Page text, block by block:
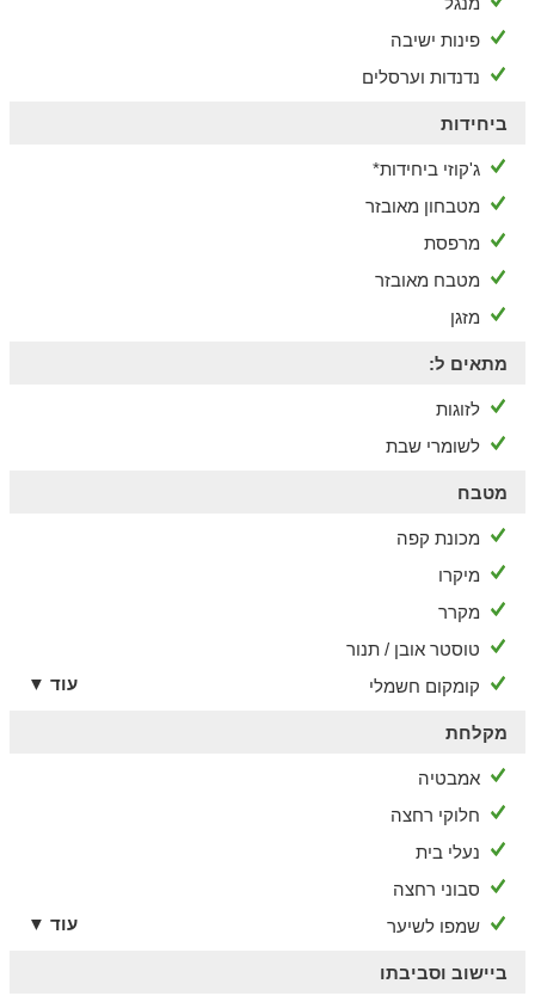
חוות יענים, טיולי אופניים וספא
ספא להפגת מתחי השיגרה, טיולים רגליים, חוות קקטוסים, וחוות צאן
ממנה ניתן לקנות גבינות תוצרת המקום.
פינות ישיבה
נדנדות וערסלים
ביחידות
ג'קוזי ביחידות*
מטבחון מאובזר
מרפסת
מטבח מאובזר
מזגן
מתאים ל:
לזוגות
לשומרי שבת
מטבח
מכונת קפה
מיקרו
מקרר
טוסטר אובן / תנור
קומקום חשמלי
עוד ▼
מקלחת
אמבטיה
חלוקי רחצה
נעלי בית
סבוני רחצה
שמפו לשיער
עוד ▼
ביישוב וסביבתו